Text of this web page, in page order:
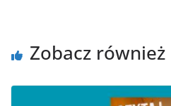
Zobacz również